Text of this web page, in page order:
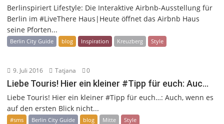
Berlinspiriert Lifestyle: Die Interaktive Airbnb-Ausstellung für
Berlin im #LiveThere Haus|Heute öffnet das Airbnb Haus
seine Pforten...
Berlin City Guide blog Inspiration Kreuzberg Style
9. Juli 2016 Tatjana 0
Liebe Touris! Hier ein kleiner #Tipp für euch: Auc…
Liebe Touris! Hier ein kleiner #Tipp für euch…: Auch, wenn es
auf den ersten Blick nicht...
#sms Berlin City Guide blog Mitte Style